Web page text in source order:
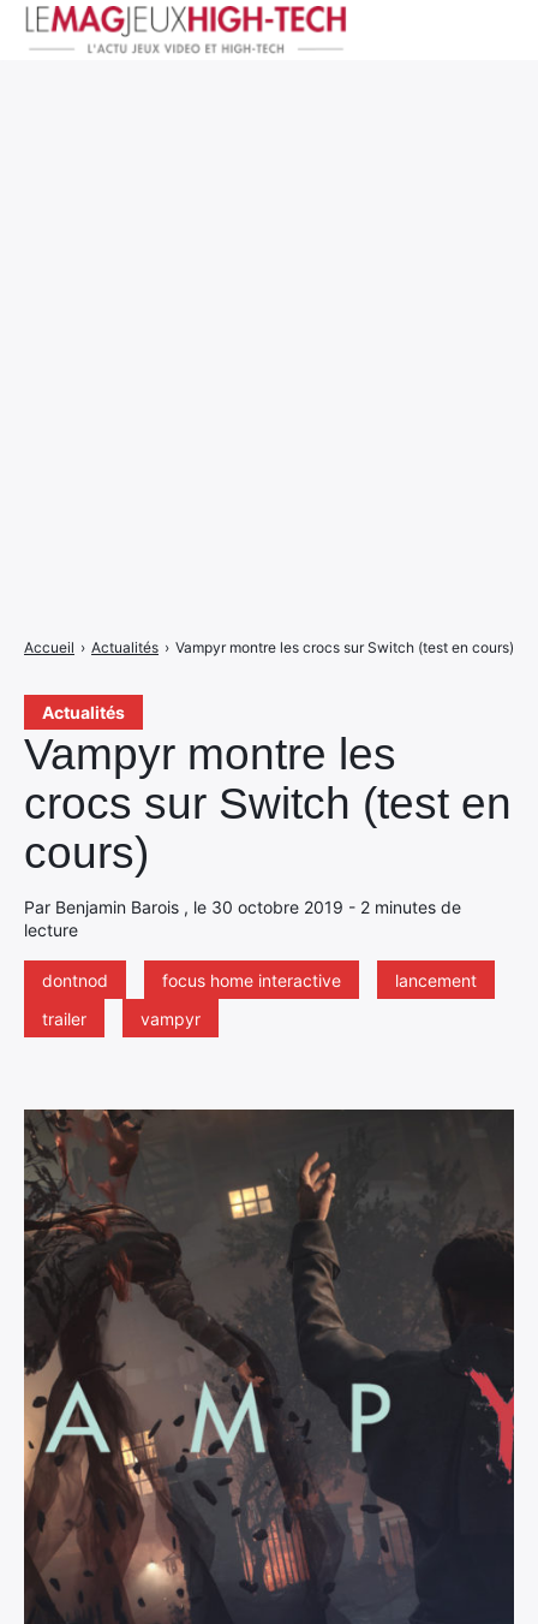
Actualités
Vampyr montre les
crocs sur Switch (test en
cours)
Par Benjamin Barois , le 30 octobre 2019 - 2 minutes de
lecture
dontnod focus home interactive
lancement
trailer
vampyr
Accueil › Actualités › Vampyr montre les crocs sur Switch (test en cours)